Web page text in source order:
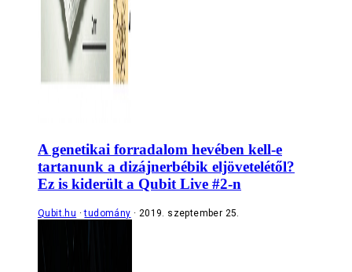
A genetikai forradalom hevében kell-e
tartanunk a dizájnerbébik eljövetelétől?
Ez is kiderült a Qubit Live #2-n
Qubit.hu tudomány 2019. szeptember 25.